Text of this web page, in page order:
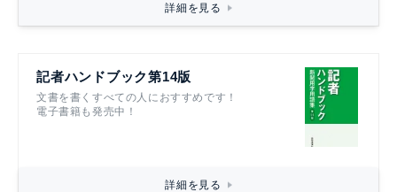
詳細を見る
記者ハンドブック第14版
文書を書くすべての人におすすめです！
電子書籍も発売中！
詳細を見る